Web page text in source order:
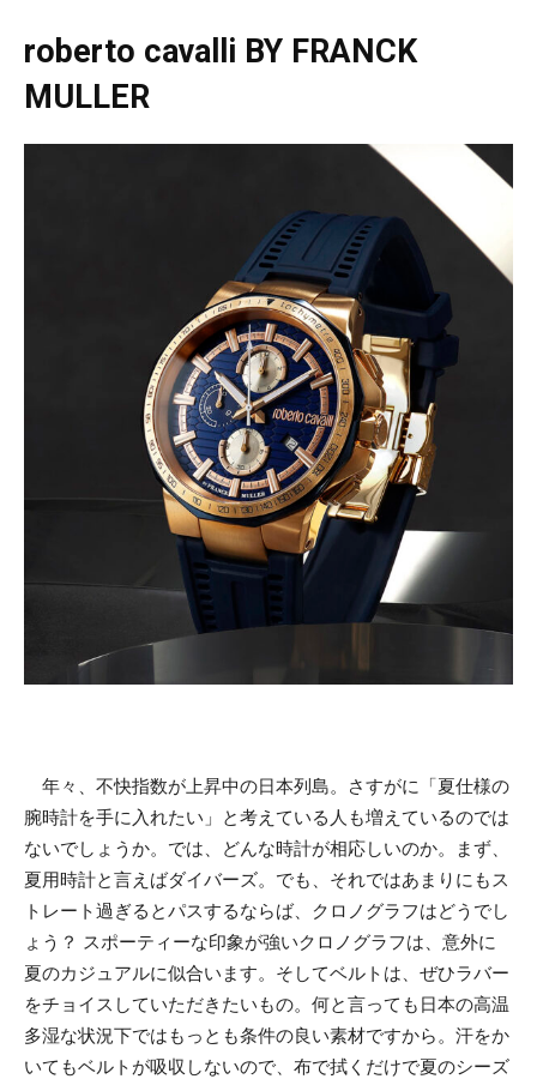
roberto cavalli BY FRANCK
MULLER
年々、不快指数が上昇中の日本列島。さすがに「夏仕様の
腕時計を手に入れたい」と考えている人も増えているのでは
ないでしょうか。では、どんな時計が相応しいのか。まず、
夏用時計と言えばダイバーズ。でも、それではあまりにもス
トレート過ぎるとパスするならば、クロノグラフはどうでし
ょう？ スポーティーな印象が強いクロノグラフは、意外に
夏のカジュアルに似合います。そしてベルトは、ぜひラバー
をチョイスしていただきたいもの。何と言っても日本の高温
多湿な状況下ではもっとも条件の良い素材ですから。汗をか
いてもベルトが吸収しないので、布で拭くだけで夏のシーズ